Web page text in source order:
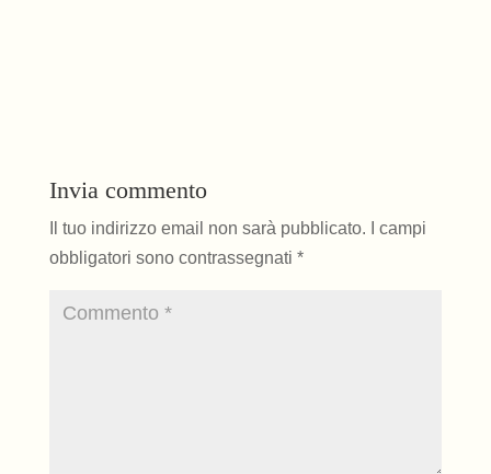
Invia commento
Il tuo indirizzo email non sarà pubblicato.
I campi
obbligatori sono contrassegnati *